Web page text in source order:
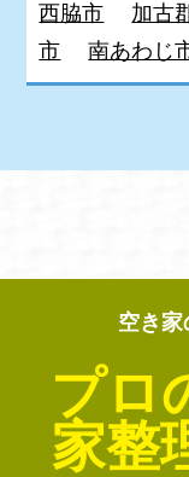
西脇市
加古
市
南あわじ
空き家
プロ
家整